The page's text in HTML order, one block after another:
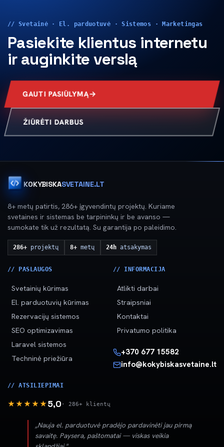
// Svetainė · El. parduotuvė · Sistemos · Marketingas
Pasiekite klientus internetu
ir auginkite verslą
GAUTI PASIŪLYMĄ
ŽIŪRĖTI DARBUS
KOKYBISKASVETAINE.LT
8+ metų patirtis, 286+ įgyvendintų projektų. Kuriame
svetaines ir sistemas be tarpininkų ir be avanso —
sumokate tik už rezultatą. Su garantija po paleidimo.
286+ projektų 8+ metų 24hatsakymas
// PASLAUGOS
Svetainių kūrimas
El. parduotuvių kūrimas
Rezervacijų sistemos
SEO optimizavimas
Laravel sistemos
Techninė priežiūra
// INFORMACIJA
Atlikti darbai
Straipsniai
Kontaktai
Privatumo politika
+370 677 15582
info@kokybiskasvetaine.lt
// ATSILIEPIMAI
★★★★★5,0 · 286+ klientų
„Nauja el. parduotuvė pradėjo pardavinėti jau pirmą
savaitę. Paysera, paštomatai — viskas veikia